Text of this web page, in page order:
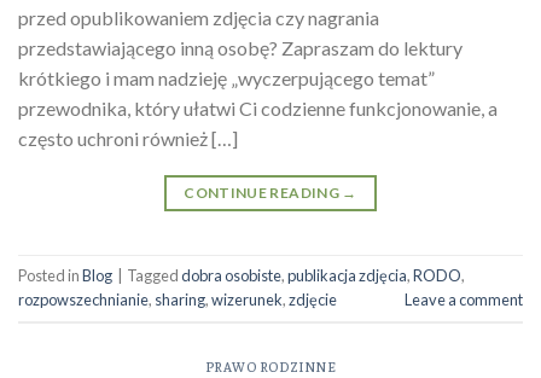
przed opublikowaniem zdjęcia czy nagrania
przedstawiającego inną osobę? Zapraszam do lektury
krótkiego i mam nadzieję „wyczerpującego temat”
przewodnika, który ułatwi Ci codzienne funkcjonowanie, a
często uchroni również […]
CONTINUE READING →
Posted inBlog Taggeddobra osobiste,publikacja zdjęcia,RODO,
rozpowszechnianie, sharing,wizerunek,zdjęcie Leave a comment
PRAWO RODZINNE